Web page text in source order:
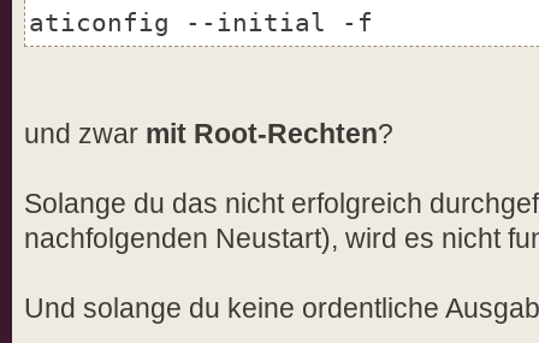
aticonfig --initial -f
und zwar mit Root-Rechten?
Solange du das nicht erfolgreich
nachfolgenden Neustart), wird es nicht
Und solange du keine ordentliche